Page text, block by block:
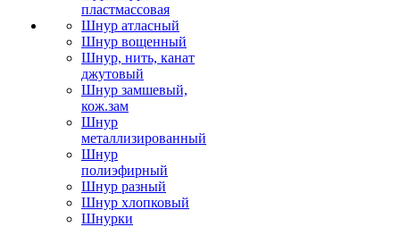
пластмассовая
Шнур атласный
Шнур вощенный
Шнур, нить, канат
джутовый
Шнур замшевый,
кож.зам
Шнур
металлизированный
Шнур
полиэфирный
Шнур разный
Шнур хлопковый
Шнурки